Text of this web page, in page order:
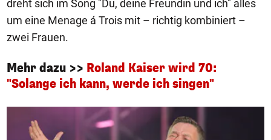
dreht sich im Song "Du, deine Freundin und ich" alles
um eine Menage á Trois mit – richtig kombiniert –
zwei Frauen.
Mehr dazu >> Roland Kaiser wird 70:
"Solange ich kann, werde ich singen"
1/12